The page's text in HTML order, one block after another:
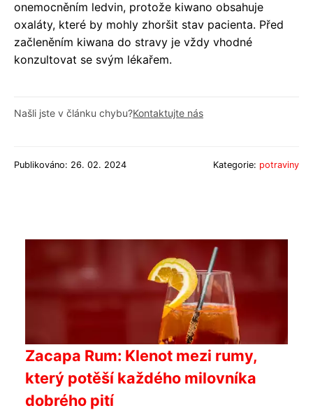
onemocněním ledvin, protože kiwano obsahuje
oxaláty, které by mohly zhoršit stav pacienta. Před
začleněním kiwana do stravy je vždy vhodné
konzultovat se svým lékařem.
Našli jste v článku chybu?Kontaktujte nás
Publikováno: 26. 02. 2024 Kategorie: potraviny
Zacapa Rum: Klenot mezi rumy,
který potěší každého milovníka
dobrého pití